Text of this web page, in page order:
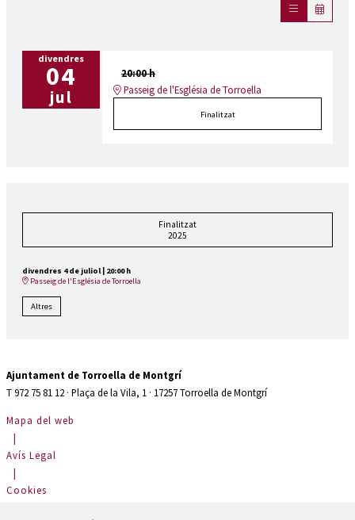
divendres
04
jul
20:00 h
Passeig de l'Església de Torroella
Finalitzat
Finalitzat
2025
divendres 4 de juliol
20:00 h
Passeig de l'Església de Torroella
Altres
Ajuntament de Torroella de Montgrí
T 972 75 81 12 · Plaça de la Vila, 1 · 17257 Torroella de Montgrí
Mapa del web
|
Avís Legal
|
Cookies